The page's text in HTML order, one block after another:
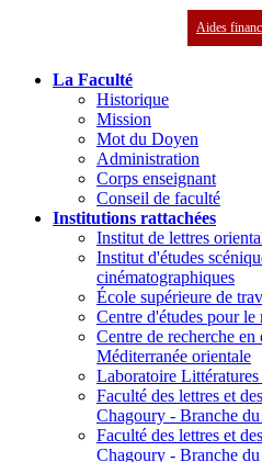
Aides
La Faculté
Historique
Mission
Mot du Doyen
Administration
Corps enseignant
Conseil de faculté
Institutions rattachées
Institut de lettres
Institut d'études
cinématographiques
École supérieure de
Centre d'études pour le
Centre de recherche
Méditerranée orientale
Laboratoire
Faculté des lettres et
Chagoury - Branche
Faculté des lettres et
Chagoury - Branche